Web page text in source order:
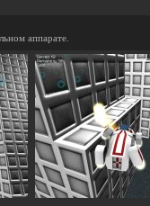
аппарате.